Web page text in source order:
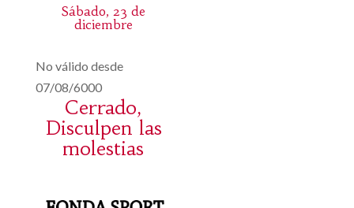
Sábado, 23 de
diciembre
No válido desde
07/08/6000
Cerrado,
Disculpen las
molestias